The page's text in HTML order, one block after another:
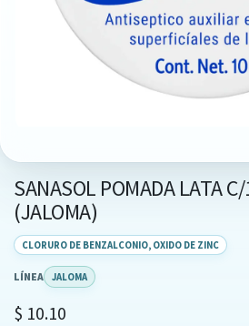
SANASOL POMADA LATA
(JALOMA)
CLORURO DE BENZALCONIO, OXIDO DE ZINC
LÍNEA JALOMA
$ 10.10